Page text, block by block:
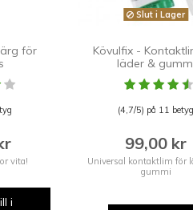
för
vita!
i
Slut i Lager
Kövulfix -
läder &
(4,7/5) på 11 betyg
99,00 kr
Universal kontaktlim för
gummi